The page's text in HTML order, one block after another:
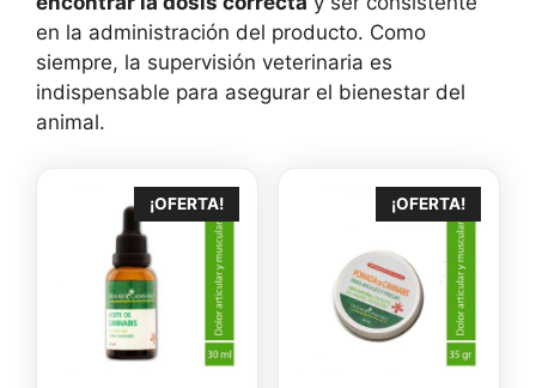
en la administración del producto. Como
siempre, la supervisión veterinaria es
indispensable para asegurar el bienestar del
animal.
¡OFERTA! ¡OFERTA!